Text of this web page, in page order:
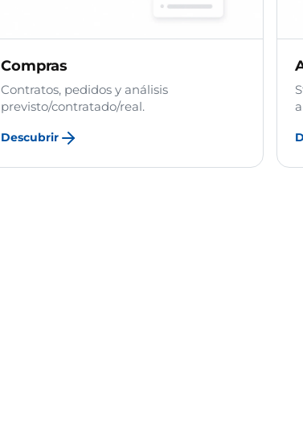
Compras
Contratos, pedidos y análisis
previsto/contratado/real.
Descubrir